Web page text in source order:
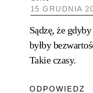
15 GRUDNIA
Sądzę, że
byłby
Takie czasy.
ODPOWIEDZ